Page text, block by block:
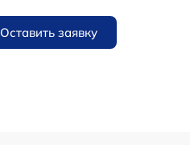
Оставить заявку